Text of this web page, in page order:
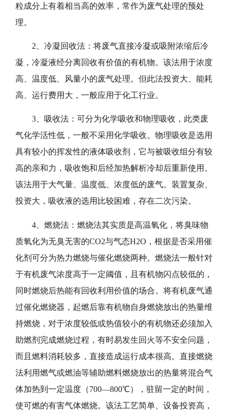
粒成分上有着相当高的效率，常作为废气处理的预处
理。
2、冷凝回收法：将废气直接冷凝或吸附浓缩后冷
凝，冷凝液经分离回收有价值的有机物。该法用于浓度
高、温度低、风量小的废气处理。但此法投资大、能耗
高、运行费用大，一般应用于化工行业。
3、吸收法：可分为化学吸收和物理吸收，此类废
气化学活性低，一般不采用化学吸收。物理吸收是选用
具有较小的挥发性的液体吸收剂，它与被吸收组分有较
高的亲和力，吸收饱和后经加热解析冷却后重新使用。
该法用于大气量、温度低、浓度低的废气。装置复杂、
投资大，吸收液的选用比较困难，存在二次污染。
4、燃烧法：燃烧法其实质是高温氧化，将臭味物
质氧化为无臭无害的CO2与气态H2O，根据是否采用催
化剂可分为热力燃烧与催化燃烧两种。燃烧法一般针对
于有机废气浓度高于一定阈值，且有机物闪点较低的，
同时燃烧后热能有回收利用价值的场合。将有机废气通
过催化燃烧器，起燃后靠有机物自身燃烧放出的热量维
持燃烧，对于浓度较低或热值较小的有机物还必须加入
助燃剂完成燃烧过程，有时易发生回火等不安全问题，
而且燃料消耗较多，直接造成运行成本很高。直接燃烧
法利用燃气或燃油等辅助燃料燃烧放出的热量将混合气
体加热到一定温度（700—800℃），驻留一定的时间，
使可燃的有害气体燃烧。该法工艺简单、设备投资高，